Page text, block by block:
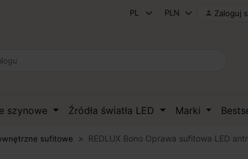
 Zaloguj
szynowe Źródła światła LED Marki
sufitowe REDLUX Bono Oprawa sufitowa LED